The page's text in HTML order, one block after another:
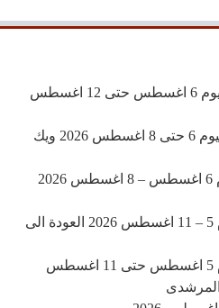
عروض سنتر شاهين اليوم 6 اغسطس حتى 12 اغسطس
عروض مترو ماركت اليوم 6 حتى 8 اغسطس 2026 ويك
عروض خير زمان اليوم 6 اغسطس – 8 اغسطس 2026
عروض المرشدى اليوم 5 – 11 اغسطس 2026 العودة الى
عروض المرشدى اليوم 5 اغسطس حتى 11 اغسطس